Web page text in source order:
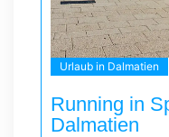
Urlaub in Dalmatien
Running in
Dalmatien